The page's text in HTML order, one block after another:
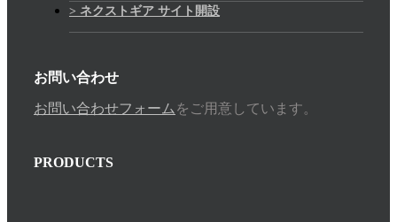
> ネクストギア サイト開設
お問い合わせ
お問い合わせフォーム をご用意しています。
PRODUCTS